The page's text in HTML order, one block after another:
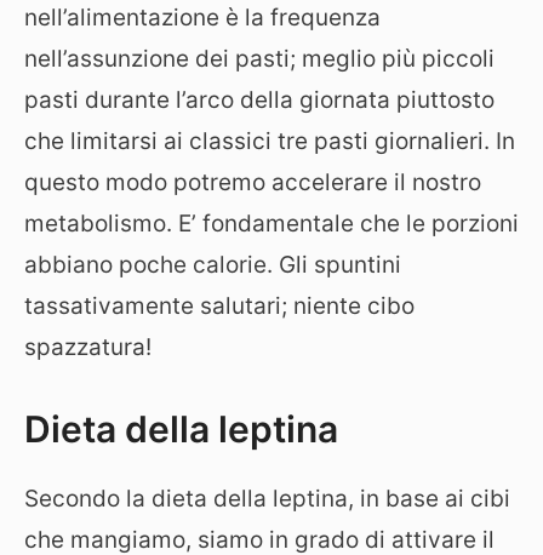
nell’alimentazione è la frequenza
nell’assunzione dei pasti; meglio più piccoli
pasti durante l’arco della giornata piuttosto
che limitarsi ai classici tre pasti giornalieri. In
questo modo potremo accelerare il nostro
metabolismo. E’ fondamentale che le porzioni
abbiano poche calorie. Gli spuntini
tassativamente salutari; niente cibo
spazzatura!
Dieta della leptina
Secondo la dieta della leptina, in base ai cibi
che mangiamo, siamo in grado di attivare il